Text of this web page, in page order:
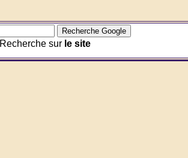
Recherche sur le site